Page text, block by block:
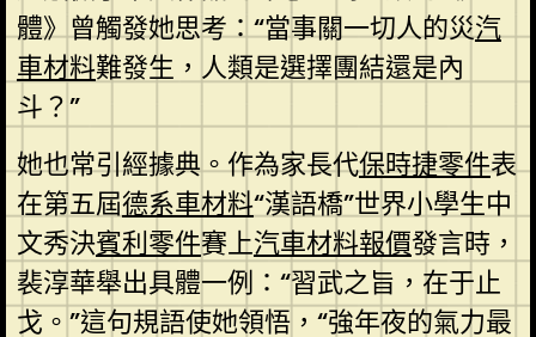
體》曾觸發她思考：“當事關一切人的災汽
車材料難發生，人類是選擇團結還是內
斗？”
她也常引經據典。作為家長代保時捷零件表
在第五屆德系車材料“漢語橋”世界小學生中
文秀決賓利零件賽上汽車材料報價發言時，
裴淳華舉出具體一例：“習武之旨，在于止
戈。”這句規語使她領悟，“強年夜的氣力最